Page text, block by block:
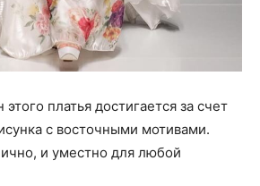
платья достигается за счет
с восточными мотивами.
и уместно для любой